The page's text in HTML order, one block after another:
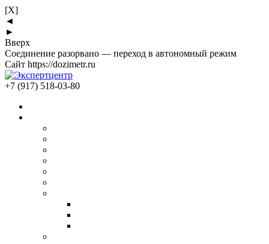
[X]
◄
►
Вверх
Соединение разорвано — переход в автономный режим
Сайт https://dozimetr.ru
+7 (917) 518-03-80